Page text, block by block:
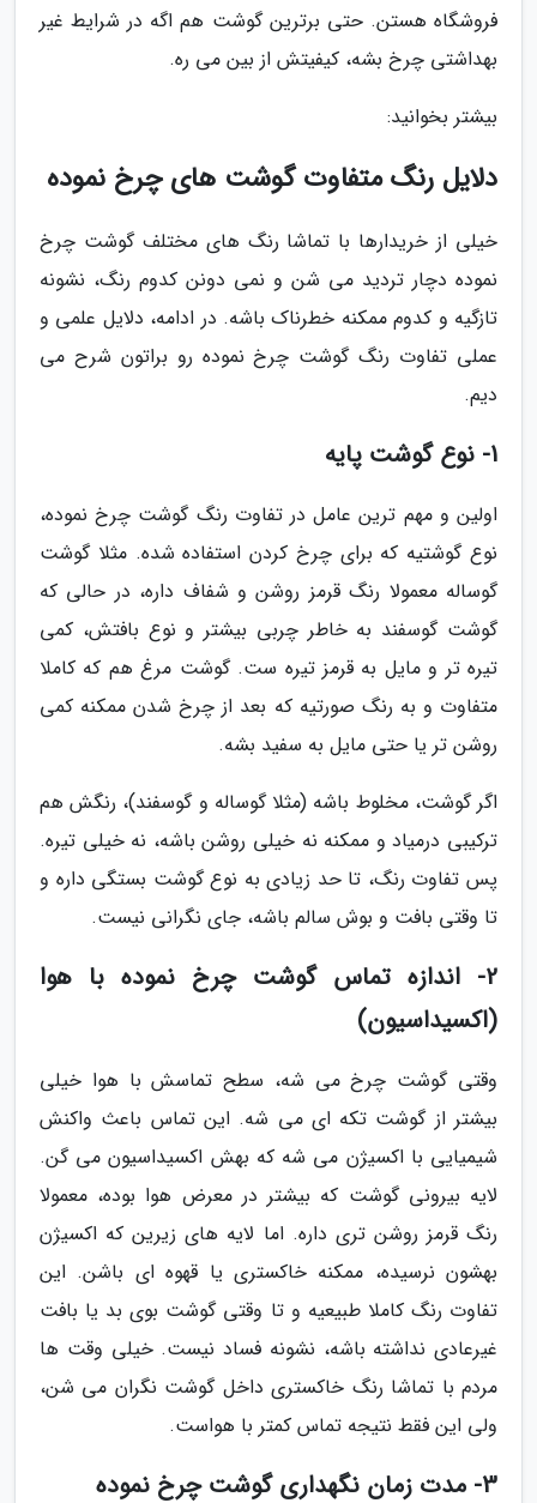
فروشگاه هستن. حتی برترین گوشت هم اگه در شرایط غیر
بهداشتی چرخ بشه، کیفیتش از بین می ره.
بیشتر بخوانید:
دلایل رنگ متفاوت گوشت های چرخ نموده
خیلی از خریدارها با تماشا رنگ های مختلف گوشت چرخ
نموده دچار تردید می شن و نمی دونن کدوم رنگ، نشونه
تازگیه و کدوم ممکنه خطرناک باشه. در ادامه، دلایل علمی و
عملی تفاوت رنگ گوشت چرخ نموده رو براتون شرح می
دیم.
1- نوع گوشت پایه
اولین و مهم ترین عامل در تفاوت رنگ گوشت چرخ نموده،
نوع گوشتیه که برای چرخ کردن استفاده شده. مثلا گوشت
گوساله معمولا رنگ قرمز روشن و شفاف داره، در حالی که
گوشت گوسفند به خاطر چربی بیشتر و نوع بافتش، کمی
تیره تر و مایل به قرمز تیره ست. گوشت مرغ هم که کاملا
متفاوت و به رنگ صورتیه که بعد از چرخ شدن ممکنه کمی
روشن تر یا حتی مایل به سفید بشه.
اگر گوشت، مخلوط باشه (مثلا گوساله و گوسفند)، رنگش هم
ترکیبی درمیاد و ممکنه نه خیلی روشن باشه، نه خیلی تیره.
پس تفاوت رنگ، تا حد زیادی به نوع گوشت بستگی داره و
تا وقتی بافت و بوش سالم باشه، جای نگرانی نیست.
2- اندازه تماس گوشت چرخ نموده با هوا
(اکسیداسیون)
وقتی گوشت چرخ می شه، سطح تماسش با هوا خیلی
بیشتر از گوشت تکه ای می شه. این تماس باعث واکنش
شیمیایی با اکسیژن می شه که بهش اکسیداسیون می گن.
لایه بیرونی گوشت که بیشتر در معرض هوا بوده، معمولا
رنگ قرمز روشن تری داره. اما لایه های زیرین که اکسیژن
بهشون نرسیده، ممکنه خاکستری یا قهوه ای باشن. این
تفاوت رنگ کاملا طبیعیه و تا وقتی گوشت بوی بد یا بافت
غیرعادی نداشته باشه، نشونه فساد نیست. خیلی وقت ها
مردم با تماشا رنگ خاکستری داخل گوشت نگران می شن،
ولی این فقط نتیجه تماس کمتر با هواست.
3- مدت زمان نگهداری گوشت چرخ نموده